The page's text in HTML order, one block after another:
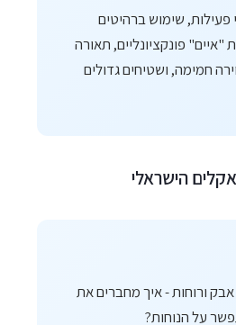
פעילות, שימוש ברהיטים
"איים" פונקציונליים, תאורה
חמימה, ושטיחים גדולים
ורוחות - איך מחברים את
על הנוחות?